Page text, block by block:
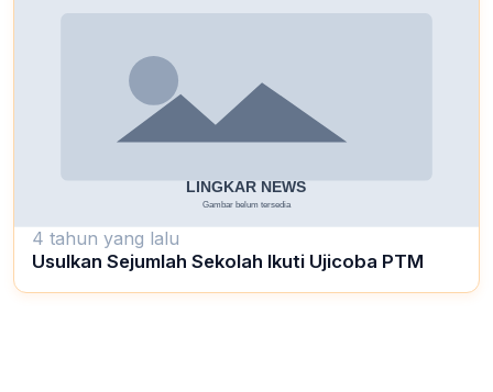
4 tahun yang lalu
Usulkan Sejumlah Sekolah Ikuti Ujicoba PTM